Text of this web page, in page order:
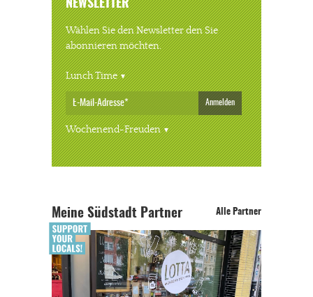
NEWSLETTER
Wählen Sie den Newsletter den Sie
abonnieren möchten.
Lunch Time
Anmelden
Wochenend-Freuden
Meine Südstadt Partner Alle Partner